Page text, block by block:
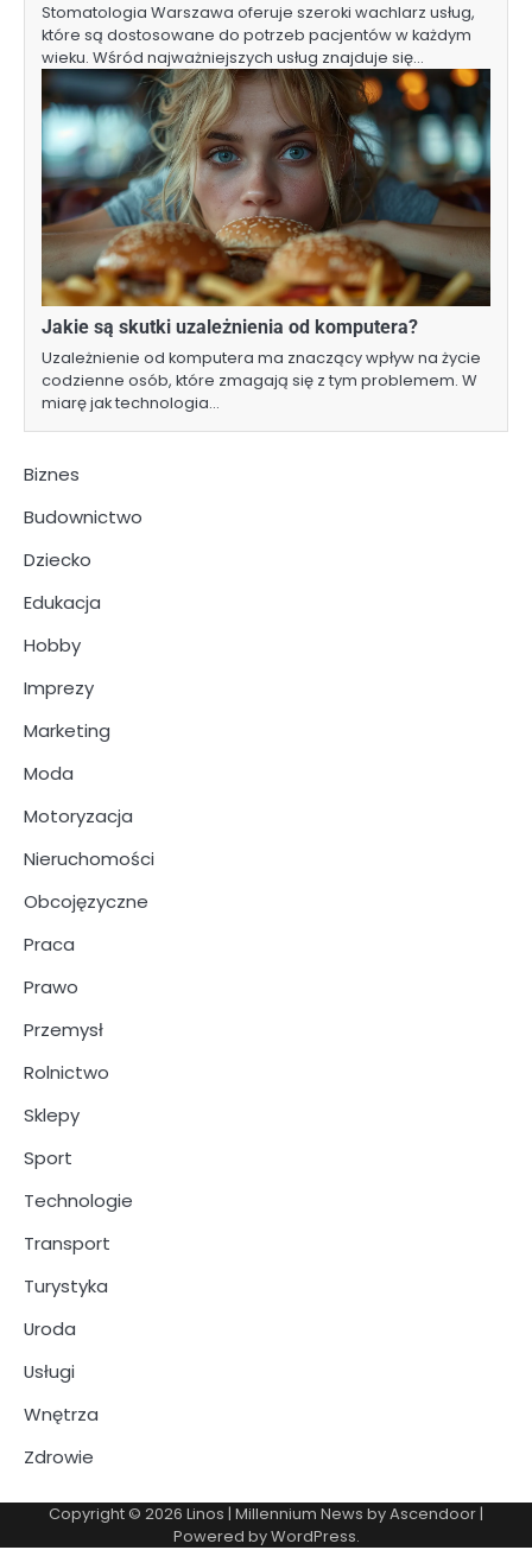
Stomatologia Warszawa oferuje szeroki wachlarz usług,
które są dostosowane do potrzeb pacjentów w każdym
wieku. Wśród najważniejszych usług znajduje się…
Jakie są skutki uzależnienia od komputera?
Uzależnienie od komputera ma znaczący wpływ na życie
codzienne osób, które zmagają się z tym problemem. W
miarę jak technologia…
Biznes
Budownictwo
Dziecko
Edukacja
Hobby
Imprezy
Marketing
Moda
Motoryzacja
Nieruchomości
Obcojęzyczne
Praca
Prawo
Przemysł
Rolnictwo
Sklepy
Sport
Technologie
Transport
Turystyka
Uroda
Usługi
Wnętrza
Zdrowie
Copyright © 2026 Linos | Millennium News byAscendoor|
Powered byWordPress.